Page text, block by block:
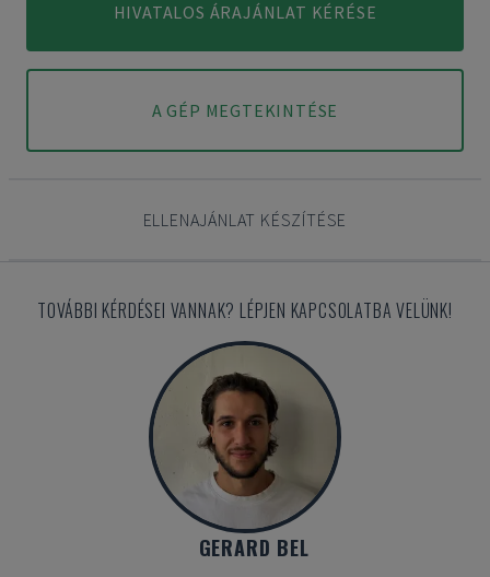
HIVATALOS ÁRAJÁNLAT KÉRÉSE
A GÉP MEGTEKINTÉSE
ELLENAJÁNLAT KÉSZÍTÉSE
TOVÁBBI KÉRDÉSEI VANNAK? LÉPJEN KAPCSOLATBA VELÜNK!
GERARD BEL